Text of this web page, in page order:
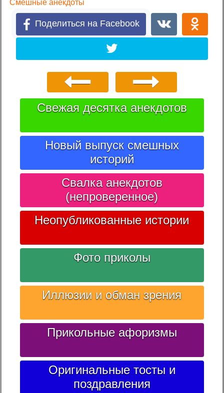
Смешные анекдоты
Поделиться на Facebook
Свежая десятка анекдотов
Новый выпуск смешных
историй
Свалка анекдотов
(непроверенное)
Неопубликованные истории
Фото приколы
Иллюзии и обман зрения
Прикольные афоризмы
Оригинальные тосты и
поздравления